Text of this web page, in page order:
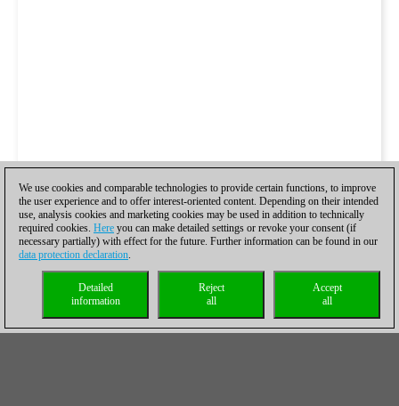
We use cookies and comparable technologies to provide certain functions, to improve
the user experience and to offer interest-oriented content. Depending on their intended
use, analysis cookies and marketing cookies may be used in addition to technically
required cookies. Here you can make detailed settings or revoke your consent (if
necessary partially) with effect for the future. Further information can be found in our
data protection declaration.
Accept
all
Reject
all
Detailed
information